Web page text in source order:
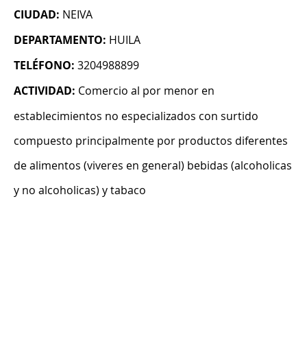
CIUDAD: NEIVA
DEPARTAMENTO: HUILA
TELÉFONO: 3204988899
ACTIVIDAD: Comercio al por menor en
establecimientos no especializados con surtido
compuesto principalmente por productos diferentes
de alimentos (viveres en general) bebidas (alcoholicas
y no alcoholicas) y tabaco